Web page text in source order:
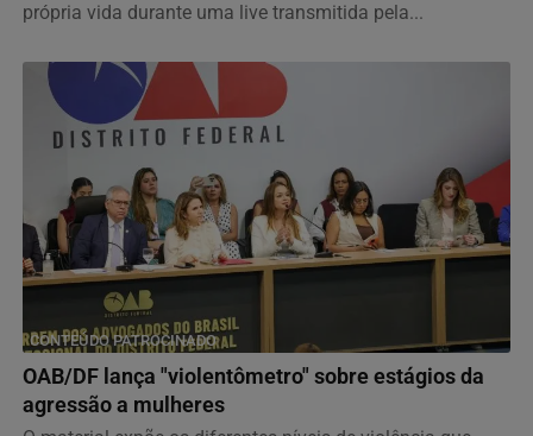
própria vida durante uma live transmitida pela...
CONTEÚDO PATROCINADO
OAB/DF lança "violentômetro" sobre estágios da
agressão a mulheres